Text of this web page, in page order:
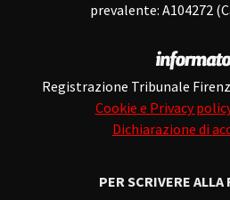
prevalente: A104272
Registrazione Tribunale
Cookie e Privacy
Dichiarazione di
PER SCRIVERE ALLA